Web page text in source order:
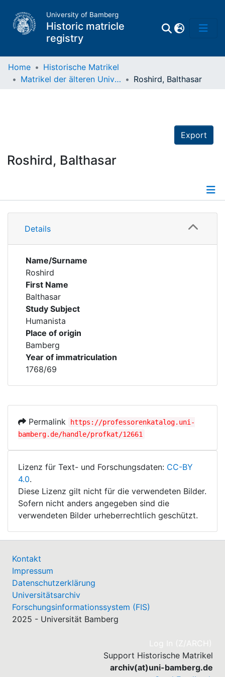
University of Bamberg
Historic matricle
registry
Home
Historische Matrikel
Matrikel der älteren Universität
Roshird, Balthasar
Export
Roshird, Balthasar
Details
Details
Name/Surname
Roshird
First Name
Balthasar
Study Subject
Humanista
Place of origin
Bamberg
Year of immatriculation
1768/69
Permalink
https://professorenkatalog.uni-
bamberg.de/handle/profkat/12661
Lizenz für Text- und Forschungsdaten: CC-BY
4.0.
Diese Lizenz gilt nicht für die verwendeten Bilder.
Sofern nicht anders angegeben sind die
verwendeten Bilder urheberrechtlich geschützt.
Kontakt
Impressum
Datenschutzerklärung
Universitätsarchiv
Forschungsinformationssystem (FIS)
2025 - Universität Bamberg
Log In (Z/ARCH)
Support Historische Matrikel
archiv(at)uni-bamberg.de